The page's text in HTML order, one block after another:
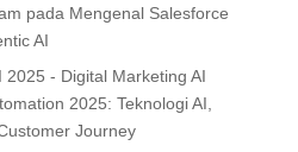
pada Mengenal Salesforce
AI
- Digital Marketing AI
2025: Teknologi AI,
Journey